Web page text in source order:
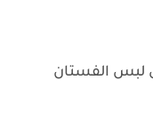
لبس الفستان